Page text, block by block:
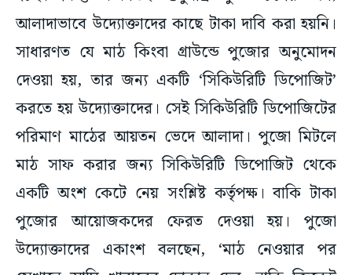
আলাদাভাবে উদ্যোক্তাদের কাছে টাকা দাবি করা হয়নি।
সাধারণত যে মাঠ কিংবা গ্রাউন্ডে পুজোর অনুমোদন
দেওয়া হয়, তার জন্য একটি ‘সিকিউরিটি ডিপোজিট’
করতে হয় উদ্যোক্তাদের। সেই সিকিউরিটি ডিপোজিটের
পরিমাণ মাঠের আয়তন ভেদে আলাদা। পুজো মিটলে
মাঠ সাফ করার জন্য সিকিউরিটি ডিপোজিট থেকে
একটি অংশ কেটে নেয় সংশ্লিষ্ট কর্তৃপক্ষ। বাকি টাকা
পুজোর আয়োজকদের ফেরত দেওয়া হয়। পুজো
উদ্যোক্তাদের একাংশ বলছেন, ‘মাঠ নেওয়ার পর